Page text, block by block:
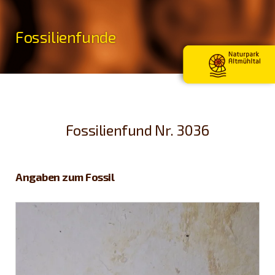
Fossilienfunde
Fossilienfund Nr. 3036
Angaben zum Fossil